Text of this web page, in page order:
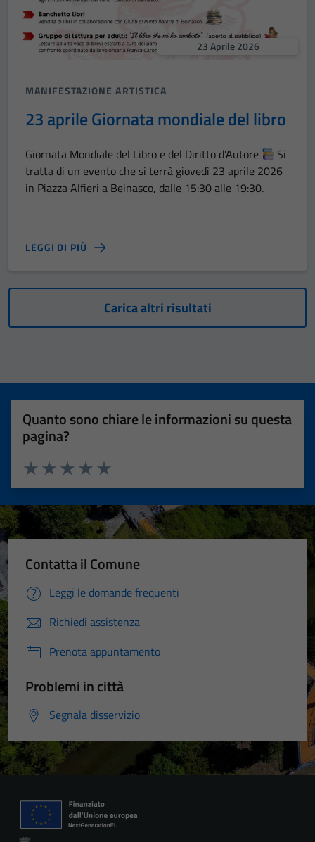
23 Aprile 2026
MANIFESTAZIONE ARTISTICA
23 aprile Giornata mondiale del libro
Giornata Mondiale del Libro e del Diritto d'Autore
Si
tratta di un evento che si terrà giovedì 23 aprile 2026
in Piazza Alfieri a Beinasco, dalle 15:30 alle 19:30.
LEGGI DI PIÙ
Carica altri risultati
Quanto sono chiare le informazioni su questa
pagina?
Valuta 5 stelle su 5
Valuta 4 stelle su 5
Valuta 3 stelle su 5
Valuta 2 stelle su 5
Valuta 1 stelle su 5
Contatta il Comune
Leggi le domande frequenti
Richiedi assistenza
Prenota appuntamento
Problemi in città
Segnala disservizio